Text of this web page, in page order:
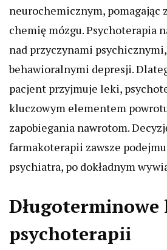
neurochemicznym, pomagając
chemię mózgu. Psychoterapia
nad przyczynami
behawioralnymi depresji.
pacjent przyjmuje leki,
kluczowym elementem
zapobiegania nawrotom.
farmakoterapii zawsze
psychiatra, po dokładnym
Długoterminowe
psychoterapii